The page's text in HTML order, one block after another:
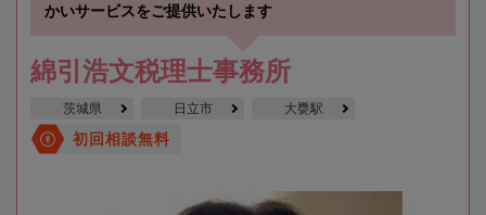
かいサービスをご提供いたします
綿引浩文税理士事務所
茨城県 日立市 大甕駅
初回相談無料